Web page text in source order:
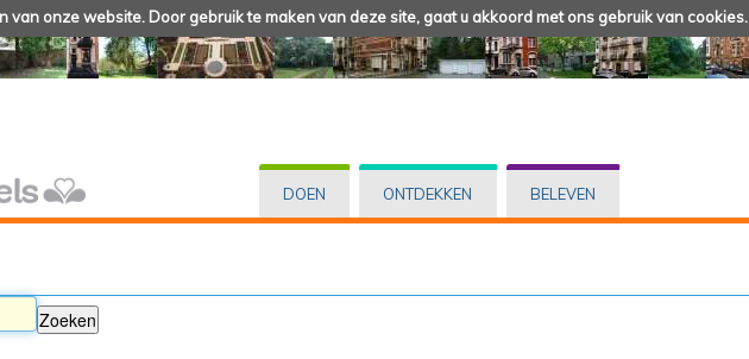
onze website. Door gebruik te maken van deze site, gaat u akkoord met ons gebruik van cookies.
DOEN ONTDEKKEN BELEVEN